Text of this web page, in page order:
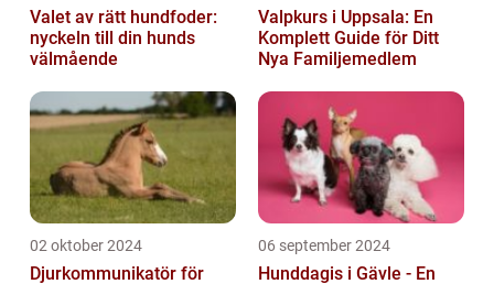
Valet av rätt hundfoder:
nyckeln till din hunds
välmående
Valpkurs i Uppsala: En
Komplett Guide för Ditt
Nya Familjemedlem
02 oktober 2024
Djurkommunikatör för
06 september 2024
Hunddagis i Gävle - En